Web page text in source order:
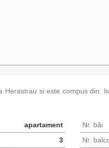
Herastrau si este compus din:
apartament
3
Nr. băi
Nr.